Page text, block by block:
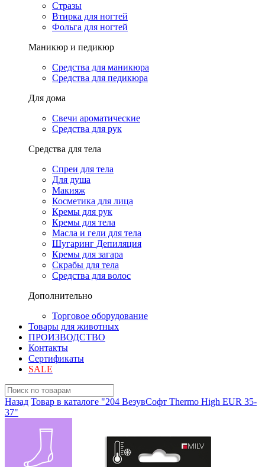
Стразы
Втирка для ногтей
Фольга для ногтей
Маникюр и педикюр
Средства для маникюра
Средства для педикюра
Для дома
Свечи ароматические
Средства для рук
Средства для тела
Спреи для тела
Для душа
Макияж
Косметика для лица
Кремы для рук
Кремы для тела
Масла и гели для тела
Шугаринг Депиляция
Кремы для загара
Скрабы для тела
Средства для волос
Дополнительно
Торговое оборудование
Товары для животных
ПРОИЗВОДСТВО
Контакты
Сертификаты
SALE
Назад Товар в каталоге "204 ВезувСофт Thermo High EUR 35-
37"